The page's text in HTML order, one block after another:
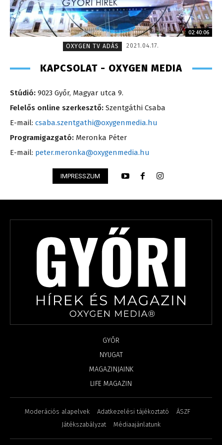
02:40:06
OXYGEN TV ADÁS
2021.04.17.
KAPCSOLAT - OXYGEN MEDIA
Stúdió: 9023 Győr, Magyar utca 9.
Felelős online szerkesztő: Szentgáthi Csaba
E-mail: csaba.szentgathi@oxygenmedia.hu
Programigazgató: Meronka Péter
E-mail: peter.meronka@oxygenmedia.hu
IMPRESSZUM
GYŐR
NYUGAT
MAGAZINJAINK
LIFE MAGAZIN
Moderációs alapelvek Adatkezelési tájékoztató
ÁSZF
Játékszabályzat
Médiaajánlatunk